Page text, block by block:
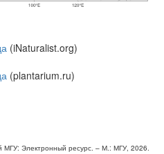
(iNaturalist.org)
(plantarium.ru)
Электронный ресурс. – М.: МГУ, 2026.